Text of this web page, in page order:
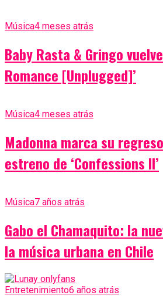
Música4 meses atrás
Baby Rasta & Gringo
Romance [Unplugged]’
Música4 meses atrás
Madonna marca su
estreno de ‘Confessions II’
Música7 años atrás
Gabo el Chamaquito: la
la música urbana en Chile
Entretenimiento6 años atrás